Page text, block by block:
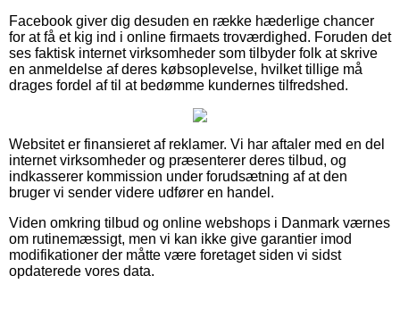
Facebook giver dig desuden en række hæderlige chancer
for at få et kig ind i online firmaets troværdighed. Foruden det
ses faktisk internet virksomheder som tilbyder folk at skrive
en anmeldelse af deres købsoplevelse, hvilket tillige må
drages fordel af til at bedømme kundernes tilfredshed.
Websitet er finansieret af reklamer. Vi har aftaler med en del
internet virksomheder og præsenterer deres tilbud, og
indkasserer kommission under forudsætning af at den
bruger vi sender videre udfører en handel.
Viden omkring tilbud og online webshops i Danmark værnes
om rutinemæssigt, men vi kan ikke give garantier imod
modifikationer der måtte være foretaget siden vi sidst
opdaterede vores data.